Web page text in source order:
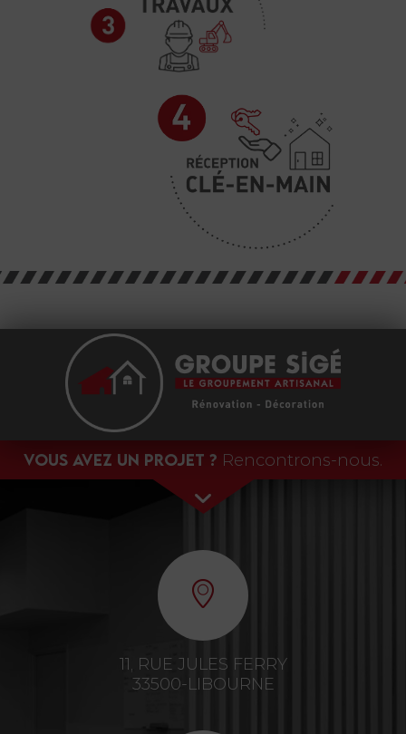
Vous avez un projet ? Rencontrons-nous.
11, RUE JULES FERRY
33500-LIBOURNE